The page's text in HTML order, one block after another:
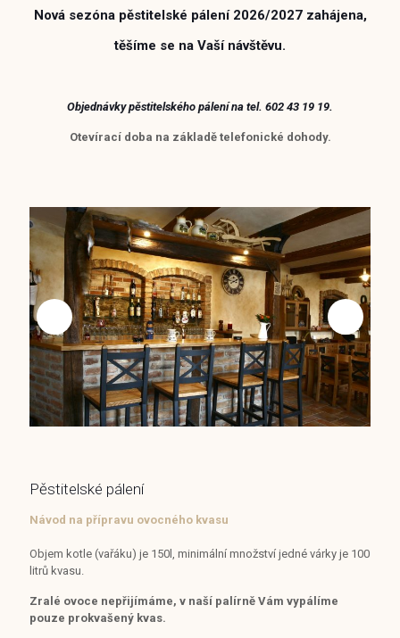
Nová sezóna pěstitelské pálení 2026/2027 zahájena,
těšíme se na Vaší návštěvu.
Objednávkypěstitelského pálenína tel. 602 43 19 19.
Otevírací doba na základě telefonické dohody.
Pěstitelské pálení
Návod na přípravu ovocného kvasu
Objem kotle (vařáku) je 150l, minimální množství jedné várky je 100
litrů kvasu.
Zralé ovoce nepřijímáme, v naší palírně Vám vypálíme
pouze prokvašený kvas.